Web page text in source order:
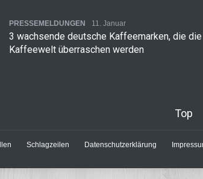
PRESSEMELDUNGEN 11. Januar
3 wachsende deutsche Kaffeemarken, die die
Kaffeewelt überraschen werden
Top
Schlagzeilen Datenschutzerklärung